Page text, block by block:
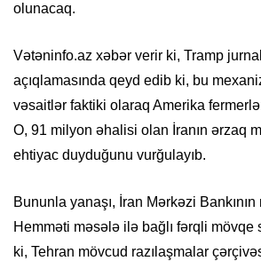
olunacaq.
Vətəninfo.az xəbər verir ki, Tramp
açıqlamasında qeyd edib ki, bu
vəsaitlər faktiki olaraq Amerika
O, 91 milyon əhalisi olan İranın ərzaq
ehtiyac duyduğunu vurğulayıb.
Bununla yanaşı, İran Mərkəzi
Hemməti məsələ ilə bağlı fərqli
ki, Tehran mövcud razılaşmalar